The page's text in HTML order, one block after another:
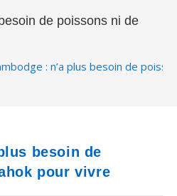
de poissons ni de
: n’a plus besoin de
besoin de
pour vivre